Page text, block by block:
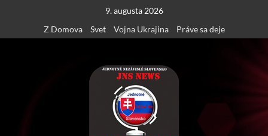
content
9. augusta 2026
Z Domova
Svet Vojna Ukrajina Práve sa deje